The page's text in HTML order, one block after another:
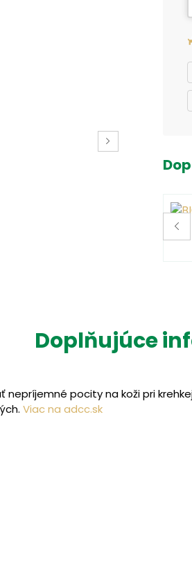
Doplňujúce
pocity na koži pri
Viac na adcc.sk